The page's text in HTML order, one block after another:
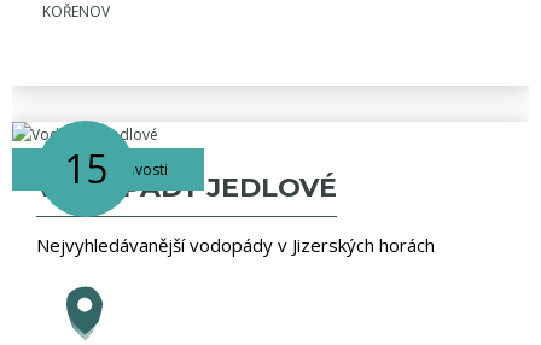
KOŘENOV
vodní zajímavosti
15
VODOPÁDY JEDLOVÉ
Nejvyhledávanější vodopády v Jizerských horách